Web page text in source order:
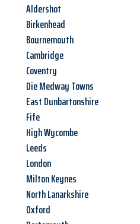
Aldershot
Birkenhead
Bournemouth
Cambridge
Coventry
Die Medway Towns
East Dunbartonshire
Fife
High Wycombe
Leeds
London
Milton Keynes
North Lanarkshire
Oxford